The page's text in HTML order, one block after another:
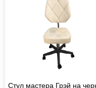
Стул мастера Грэй на